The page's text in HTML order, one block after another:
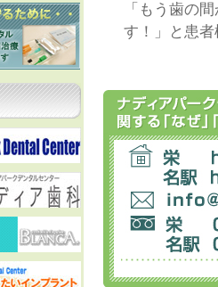
「もう歯の
す！」と患